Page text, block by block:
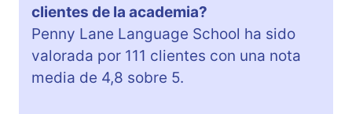
clientes de la academia?
Penny Lane Language School ha sido
valorada por 111 clientes con una nota
media de 4,8 sobre 5.